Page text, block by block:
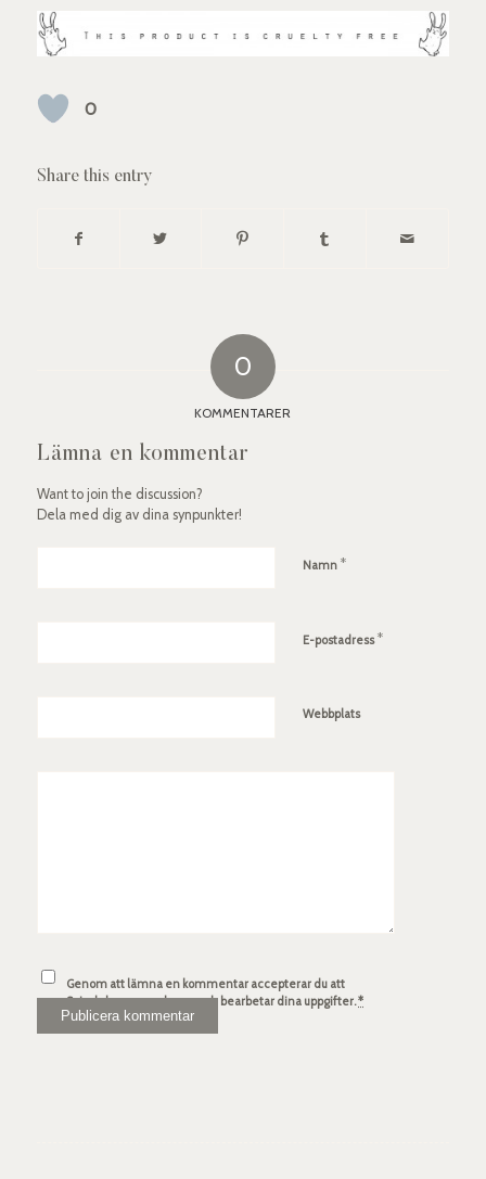
0
Share this entry
0
KOMMENTARER
Lämna en kommentar
Want to join the discussion?
Dela med dig av dina synpunkter!
Namn *
E-postadress*
Webbplats
Genom att lämna en kommentar accepterar du att
Spindelsven.com lagrar och bearbetar dina uppgifter.*